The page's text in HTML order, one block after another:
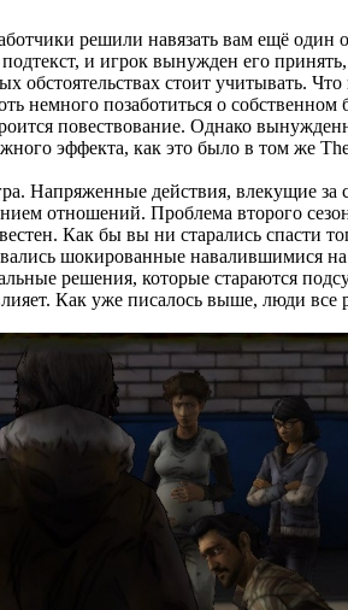
решили навязать вам ещё
и игрок вынужден его
стоит учитывать.
немного позаботиться о
повествование. Однако
эффекта, как это было в том же
Напряженные действия, влекущие
отношений. Проблема второго
Как бы вы ни старались спасти
шокированные навалившимися
решения, которые стараются
Как уже писалось выше, люди все